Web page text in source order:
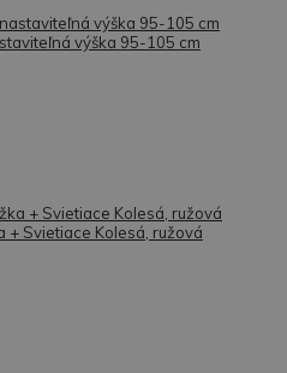
výška 95-105 cm
+ Svietiace Kolesá, ružová